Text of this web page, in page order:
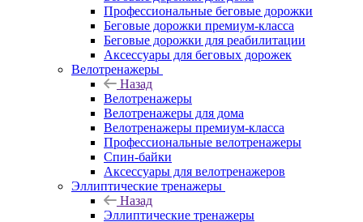
Профессиональные беговые дорожки
Беговые дорожки премиум-класса
Беговые дорожки для реабилитации
Аксессуары для беговых дорожек
Велотренажеры
Назад
Велотренажеры
Велотренажеры для дома
Велотренажеры премиум-класса
Профессиональные велотренажеры
Спин-байки
Аксессуары для велотренажеров
Эллиптические тренажеры
Назад
Эллиптические тренажеры